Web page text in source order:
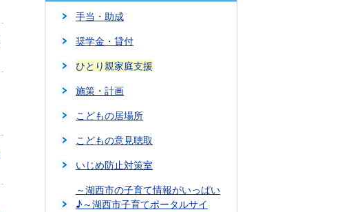
手当・助成
奨学金・貸付
ひとり親家庭支援
施策・計画
こどもの居場所
こどもの意見聴取
いじめ防止対策室
～湖西市の子育て情報がいっぱい
♪～湖西市子育てポータルサイ